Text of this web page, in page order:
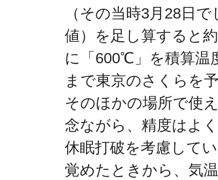
（その当時3月28日
値）を足し算すると
に「600℃」を積算温
まで東京のさくらを
そのほかの場所で使
念ながら、精度はよ
休眠打破を考慮して
覚めたときから、気